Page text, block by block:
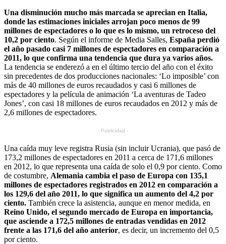
Una disminución mucho más marcada se aprecian en Italia,
donde las estimaciones iniciales arrojan poco menos de 99
millones de espectadores o lo que es lo mismo, un retroceso del
10,2 por ciento. Según el informe de Media Salles, España perdió
el año pasado casi 7 millones de espectadores en comparación a
2011, lo que confirma una tendencia que dura ya varios años.
La tendencia se enderezó a en el último tercio del año con el éxito
sin precedentes de dos producciones nacionales: ‘Lo imposible’ con
más de 40 millones de euros recaudados y casi 6 millones de
espectadores y la película de animación ‘La aventuras de Tadeo
Jones’, con casi 18 millones de euros recaudados en 2012 y más de
2,6 millones de espectadores.
- Publicidad -
Una caída muy leve registra Rusia (sin incluir Ucrania), que pasó de
173,2 millones de espectadores en 2011 a cerca de 171,6 millones
en 2012, lo que representa una caída de solo el 0,9 por ciento. Como
de costumbre, Alemania cambia el paso de Europa con 135,1
millones de espectadores registrados en 2012 en comparación a
los 129,6 del año 2011, lo que significa un aumento del 4,2 por
ciento. También crece la asistencia, aunque en menor medida, en
Reino Unido, el segundo mercado de Europa en importancia,
que asciende a 172,5 millones de entradas vendidas en 2012
frente a las 171,6 del año anterior, es decir, un incremento del 0,5
por ciento.